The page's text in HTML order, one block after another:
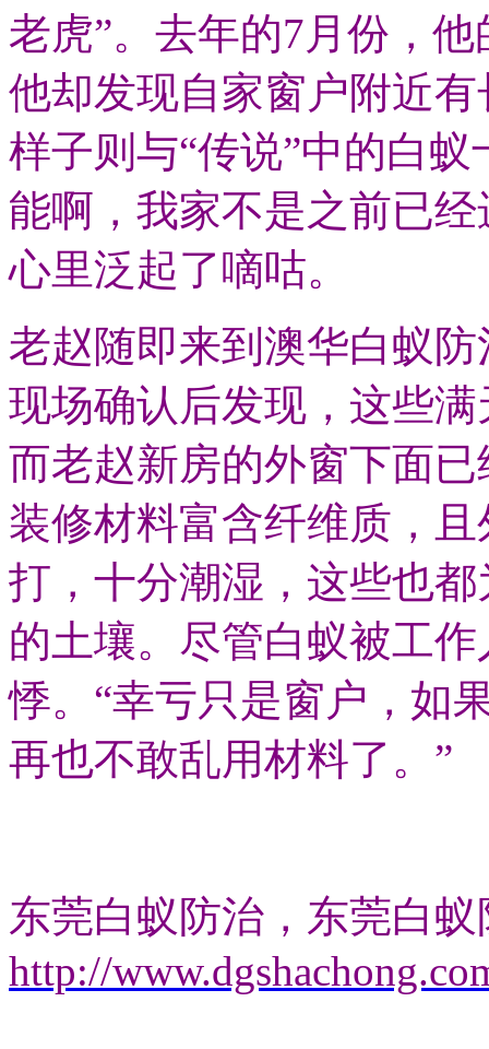
老虎”。去年的7月份，
他却发现自家窗户附近
样子则与“传说”中的白
能啊，我家不是之前已
心里泛起了嘀咕。
老赵随即来到澳华白蚁
现场确认后发现，这些
而老赵新房的外窗下面
装修材料富含纤维质，
打，十分潮湿，这些也
的土壤。尽管白蚁被工
悸。“幸亏只是窗户，如
再也不敢乱用材料了。”
东莞白蚁防治，东莞白
http://